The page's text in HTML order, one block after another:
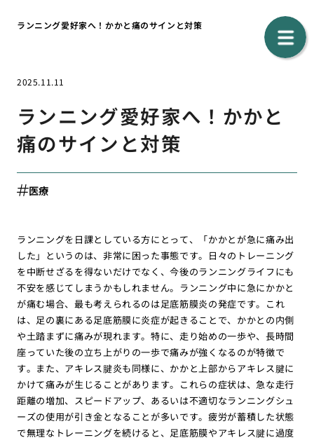
ランニング愛好家へ！かかと痛のサインと対策
2025.11.11
ランニング愛好家へ！かかと
痛のサインと対策
医療
ランニングを日課としている方にとって、「かかとが急に痛み出
した」というのは、非常に困った事態です。日々のトレーニング
を中断せざるを得ないだけでなく、今後のランニングライフにも
不安を感じてしまうかもしれません。ランニング中に急にかかと
が痛む場合、最も考えられるのは足底筋膜炎の発症です。これ
は、足の裏にある足底筋膜に炎症が起きることで、かかとの内側
や土踏まずに痛みが現れます。特に、走り始めの一歩や、長時間
座っていた後の立ち上がりの一歩で痛みが強くなるのが特徴で
す。また、アキレス腱炎も同様に、かかと上部からアキレス腱に
かけて痛みが生じることがあります。これらの症状は、急な走行
距離の増加、スピードアップ、あるいは不適切なランニングシュ
ーズの使用が引き金となることが多いです。疲労が蓄積した状態
で無理なトレーニングを続けると、足底筋膜やアキレス腱に過度